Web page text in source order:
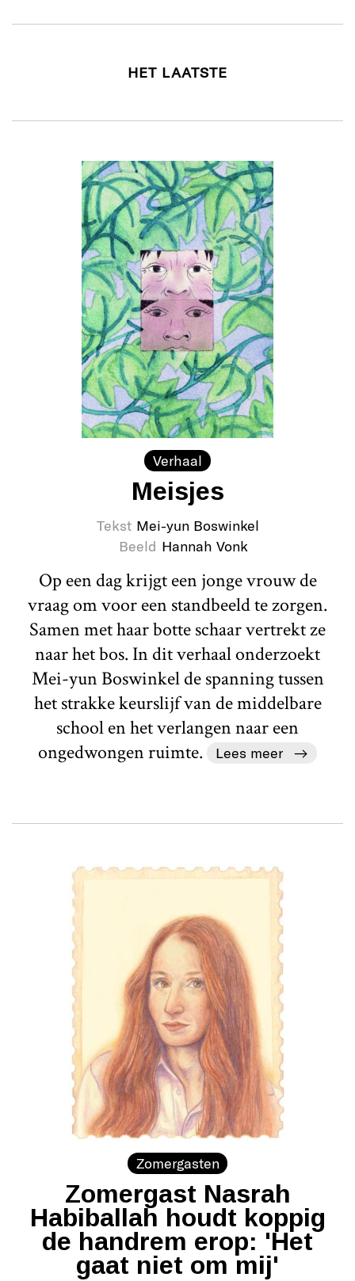
HET LAATSTE
Verhaal
Meisjes
Tekst Mei-yun Boswinkel
Beeld Hannah Vonk
Op een dag krijgt een jonge vrouw de
vraag om voor een standbeeld te zorgen.
Samen met haar botte schaar vertrekt ze
naar het bos. In dit verhaal onderzoekt
Mei-yun Boswinkel de spanning tussen
het strakke keurslijf van de middelbare
school en het verlangen naar een
ongedwongen ruimte.
Lees meer
Zomergasten
Zomergast Nasrah
Habiballah houdt koppig
de handrem erop: 'Het
gaat niet om mij'